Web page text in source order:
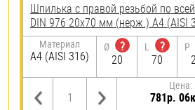
Шпилька с правой резьбой по
DIN 976 20х70 мм (нерж.) A4 (AISI
Материал
A4 (AISI 316)
Ø
?
20
L
?
70
P
Цена:
781р.